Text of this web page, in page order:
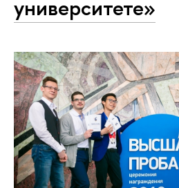
университете»